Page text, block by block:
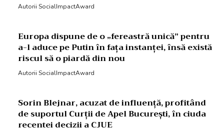
Autorii SocialImpactAward
Europa dispune de o „fereastră unică” pentru
a-l aduce pe Putin în fața instanței, însă există
riscul să o piardă din nou
Autorii SocialImpactAward
Sorin Blejnar, acuzat de influență, profitând
de suportul Curții de Apel București, în ciuda
recentei decizii a CJUE